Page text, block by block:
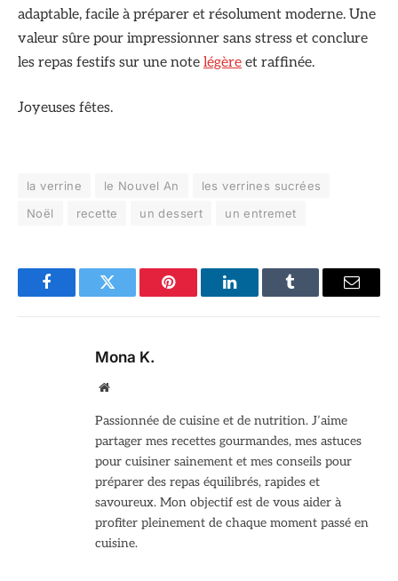
adaptable, facile à préparer et résolument moderne. Une
valeur sûre pour impressionner sans stress et conclure
les repas festifs sur une note légère et raffinée.
Joyeuses fêtes.
la verrine le Nouvel An
les verrines sucrées
Noël
recette un dessert un entremet
FacebookTwitter Pinterest LinkedInTumblr Email
Mona K.
Site
Passionnée de cuisine et de nutrition. J’aime
partager mes recettes gourmandes, mes astuces
pour cuisiner sainement et mes conseils pour
préparer des repas équilibrés, rapides et
savoureux. Mon objectif est de vous aider à
profiter pleinement de chaque moment passé en
cuisine.